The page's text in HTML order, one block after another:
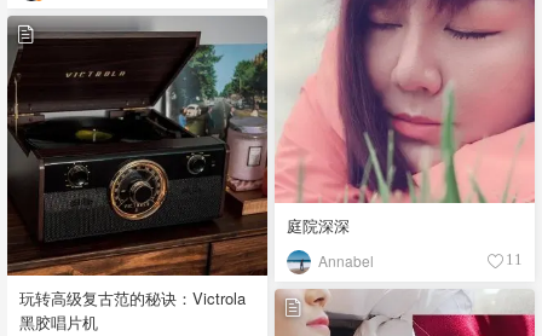
庭院深深
Annabel 11
玩转高级复古范的秘诀：Victrola
黑胶唱片机